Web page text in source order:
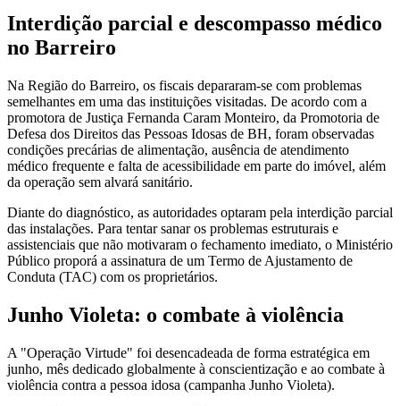
Interdição parcial e descompasso médico
no Barreiro
Na Região do Barreiro, os fiscais depararam-se com problemas
semelhantes em uma das instituições visitadas. De acordo com a
promotora de Justiça Fernanda Caram Monteiro, da Promotoria de
Defesa dos Direitos das Pessoas Idosas de BH, foram observadas
condições precárias de alimentação, ausência de atendimento
médico frequente e falta de acessibilidade em parte do imóvel, além
da operação sem alvará sanitário.
Diante do diagnóstico, as autoridades optaram pela interdição parcial
das instalações. Para tentar sanar os problemas estruturais e
assistenciais que não motivaram o fechamento imediato, o Ministério
Público proporá a assinatura de um Termo de Ajustamento de
Conduta (TAC) com os proprietários.
Junho Violeta: o combate à violência
A "Operação Virtude" foi desencadeada de forma estratégica em
junho, mês dedicado globalmente à conscientização e ao combate à
violência contra a pessoa idosa (campanha Junho Violeta).